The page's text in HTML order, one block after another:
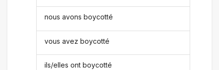
nous avons boycotté
vous avez boycotté
ils/elles ont boycotté